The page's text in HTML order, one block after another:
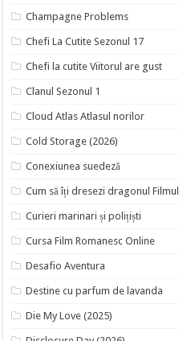
Champagne Problems
Chefi La Cutite Sezonul 17
Chefi la cutite Viitorul are gust
Clanul Sezonul 1
Cloud Atlas Atlasul norilor
Cold Storage (2026)
Conexiunea suedeză
Cum să îți dresezi dragonul Filmul
Curieri marinari și polițiști
Cursa Film Romanesc Online
Desafio Aventura
Destine cu parfum de lavanda
Die My Love (2025)